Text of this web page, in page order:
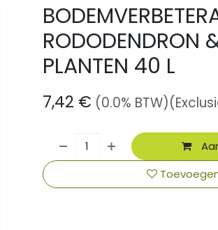
RODODENDRON
PLANTEN 40 L
7,42 € (0.0% BTW)